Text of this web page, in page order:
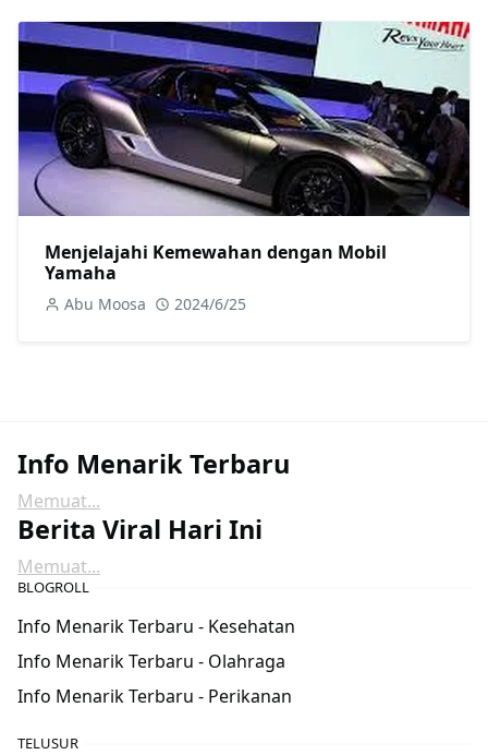
Menjelajahi Kemewahan dengan Mobil
Yamaha
Abu Moosa 2024/6/25
Info Menarik Terbaru
Memuat...
Berita Viral Hari Ini
Memuat...
BLOGROLL
Info Menarik Terbaru - Kesehatan
Info Menarik Terbaru - Olahraga
Info Menarik Terbaru - Perikanan
TELUSUR